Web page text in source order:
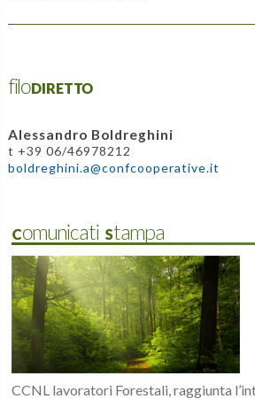
filoDIRETTO
Alessandro Boldreghini
t +39 06/46978212
boldreghini.a@confcooperative.it
Comunicati Stampa
CCNL lavoratori Forestali, raggiunta